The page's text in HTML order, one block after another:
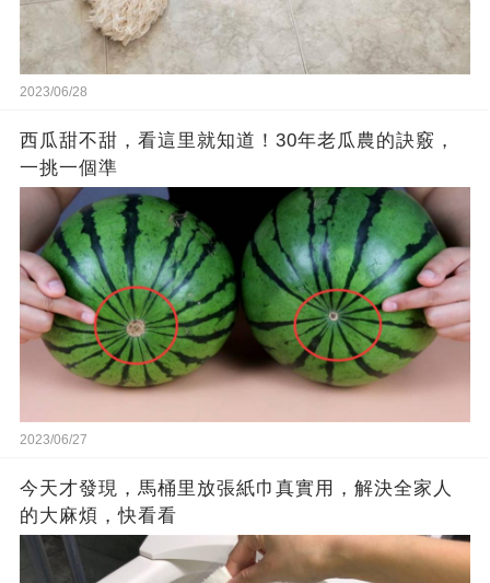
2023/06/28
西瓜甜不甜，看這里就知道！30年老瓜農的訣竅，
一挑一個準
2023/06/27
今天才發現，馬桶里放張紙巾真實用，解決全家人
的大麻煩，快看看